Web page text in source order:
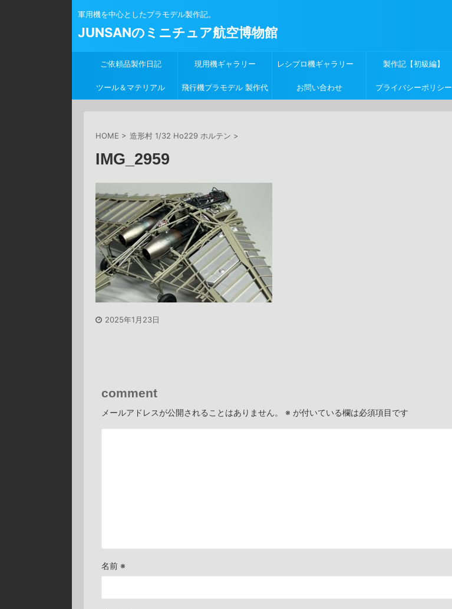
軍用機を中心としたプラモデル製作記。
JUNSANのミニチュア航空博物館
ご依頼品製作日記 現用機ギャラリー レシプロ機ギャラリー 製作記【初級編】
ツール＆マテリアル 飛行機プラモデル 製作代 お問い合わせ プライバシーポリシー
HOME > 造形村 1/32 Ho229 ホルテン >
IMG_2959
2025年1月23日
comment
メールアドレスが公開されることはありません。 ※ が付いている欄は必須項目です
名前 ※